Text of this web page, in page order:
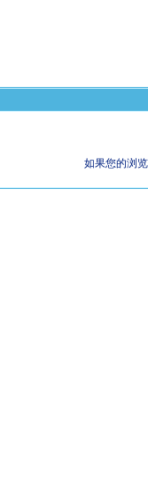
如果您的浏